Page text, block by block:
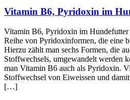
Vitamin B6, Pyridoxin im
Vitamin B6, Pyridoxin im
Reihe von Pyridoxinformen, die eine
Hierzu zählt man sechs Formen, die
Stoffwechsels, umgewandelt werden
man Vitamin B6 auch als Pyridoxin.
Stoffwechsel von Eiweissen und
[…]